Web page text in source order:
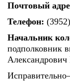
Почтовый
Телефон:
Начальник
подполковник
Александрович